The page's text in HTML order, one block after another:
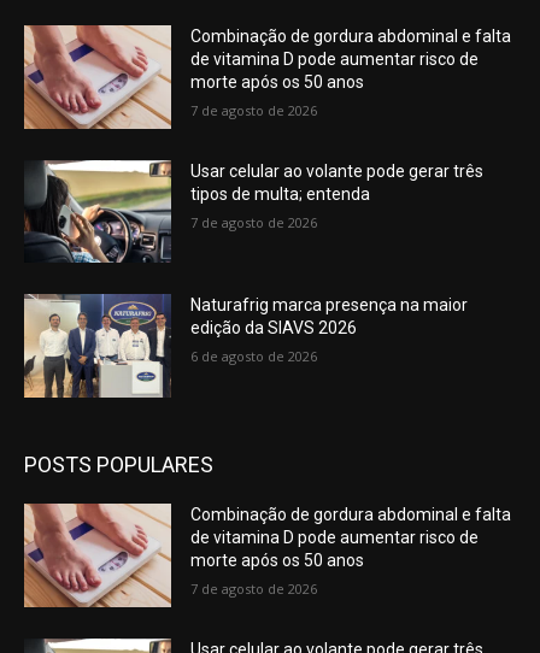
Combinação de gordura abdominal e falta
de vitamina D pode aumentar risco de
morte após os 50 anos
7 de agosto de 2026
Usar celular ao volante pode gerar três
tipos de multa; entenda
7 de agosto de 2026
Naturafrig marca presença na maior
edição da SIAVS 2026
6 de agosto de 2026
POSTS POPULARES
Combinação de gordura abdominal e falta
de vitamina D pode aumentar risco de
morte após os 50 anos
7 de agosto de 2026
Usar celular ao volante pode gerar três